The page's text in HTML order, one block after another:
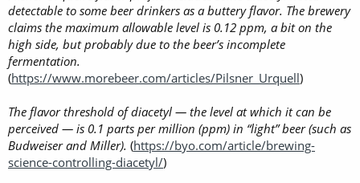
detectable to some beer drinkers as a buttery flavor. The brewery
claims the maximum allowable level is 0.12 ppm, a bit on the
high side, but probably due to the beer’s incomplete
fermentation.
(https://www.morebeer.com/articles/Pilsner_Urquell)
The flavor threshold of diacetyl — the level at which it can be
perceived — is 0.1 parts per million (ppm) in “light” beer (such as
Budweiser and Miller). (https://byo.com/article/brewing-
science-controlling-diacetyl/)